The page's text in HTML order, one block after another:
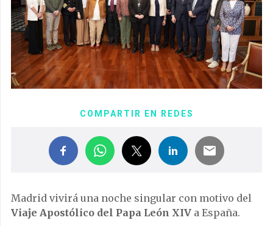
COMPARTIR EN REDES
Madrid vivirá una noche singular con motivo del
Viaje Apostólico del Papa León XIV a España.